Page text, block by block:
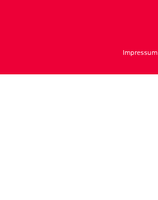
Impressum